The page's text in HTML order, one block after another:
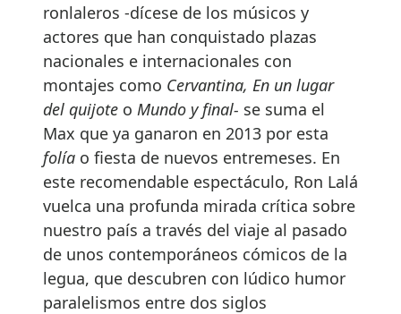
ronlaleros -dícese de los músicos y
actores que han conquistado plazas
nacionales e internacionales con
montajes como Cervantina, En un lugar
del quijote o Mundo y final- se suma el
Max que ya ganaron en 2013 por esta
folía o fiesta de nuevos entremeses. En
este recomendable espectáculo, Ron Lalá
vuelca una profunda mirada crítica sobre
nuestro país a través del viaje al pasado
de unos contemporáneos cómicos de la
legua, que descubren con lúdico humor
paralelismos entre dos siglos